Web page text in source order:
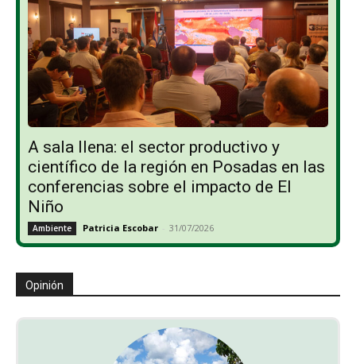
A sala llena: el sector productivo y
científico de la región en Posadas en las
conferencias sobre el impacto de El
Niño
Ambiente Patricia Escobar - 31/07/2026
Opinión